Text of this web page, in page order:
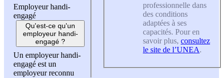
Employeur handi-
engagé
Qu'est-ce qu'un
employeur handi-
engagé ?
Un employeur handi-
engagé est un
employeur reconnu
professionnelle dans
des conditions
adaptées à ses
capacités. Pour en
savoir plus, consultez
le site de l’UNEA.